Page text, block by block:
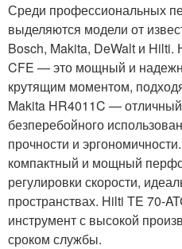
Среди профессиональных
выделяются модели от
Bosch, Makita, DeWalt и
CFE — это мощный и
крутящим моментом,
Makita HR4011C —
безперебойного
прочности и
компактный и мощный
регулировки скорости,
пространствах. Hilti TE 70-
инструмент с высокой
сроком службы.